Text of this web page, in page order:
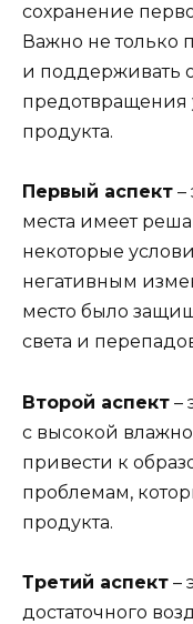
сохранение
Важно не только
и поддерживать
предотвращения
продукта.
Первый аспект –
места имеет
некоторые
негативным
место было
света и
Второй аспект –
с высокой
привести к
проблемам,
продукта.
Третий аспект –
достаточного